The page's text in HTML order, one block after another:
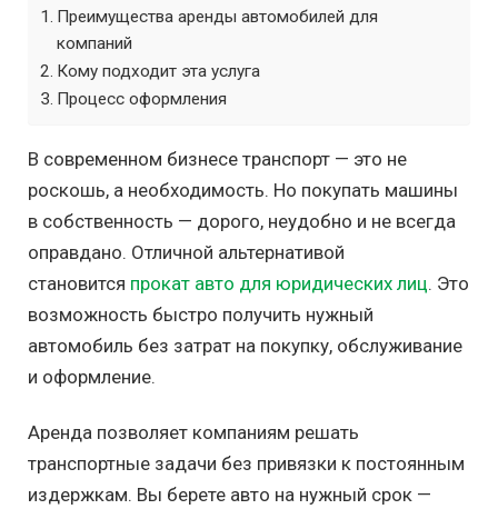
Преимущества аренды автомобилей для
компаний
Кому подходит эта услуга
Процесс оформления
В современном бизнесе транспорт — это не
роскошь, а необходимость. Но покупать машины
в собственность — дорого, неудобно и не всегда
оправдано. Отличной альтернативой
становится прокат авто для юридических лиц. Это
возможность быстро получить нужный
автомобиль без затрат на покупку, обслуживание
и оформление.
Аренда позволяет компаниям решать
транспортные задачи без привязки к постоянным
издержкам. Вы берете авто на нужный срок —